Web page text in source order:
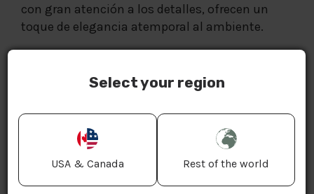
con gran atención a los detalles, ofrecen un
toque de elegancia atemporal al ambiente.
DIMENSIONES
Select your region
USA & Canada Rest of the world